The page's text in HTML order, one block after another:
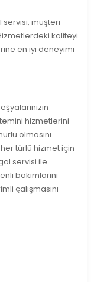
servisi, müşteri
kaliteyi
en iyi deneyimi
hizmetlerini
olmasını
türlü hizmet için
servisi ile
bakımlarını
çalışmasını